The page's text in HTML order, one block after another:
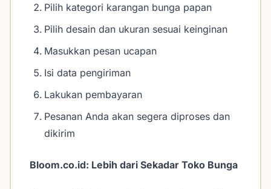
Pilih kategori karangan bunga papan
Pilih desain dan ukuran sesuai keinginan
Masukkan pesan ucapan
Isi data pengiriman
Lakukan pembayaran
Pesanan Anda akan segera diproses dan
dikirim
Bloom.co.id: Lebih dari Sekadar Toko Bunga